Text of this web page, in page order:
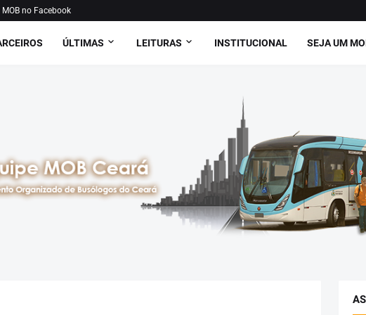
MOB no Facebook
ÚLTIMAS LEITURAS INSTITUCIONAL SEJA UM